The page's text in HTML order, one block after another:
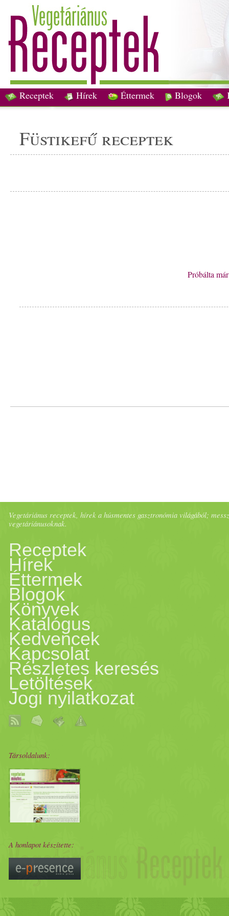
Receptek Hírek Éttermek Blogok
füstikefű receptek
Próbálta
Vegetáriánus receptek, hírek a húsmentes gasztronómia világából;
vegetáriánusoknak.
Receptek
Hírek
Éttermek
Blogok
Könyvek
Katalógus
Kedvencek
Kapcsolat
Részletes keresés
Letöltések
Jogi nyilatkozat
Társoldalunk:
A honlapot készítette: